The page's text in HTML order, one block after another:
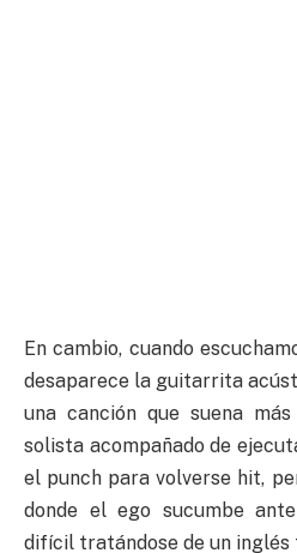
En cambio, cuando
desaparece la guitarrita
una canción que suena
solista acompañado de
el punch para volverse hit,
donde el ego sucumbe
difícil tratándose de un inglés